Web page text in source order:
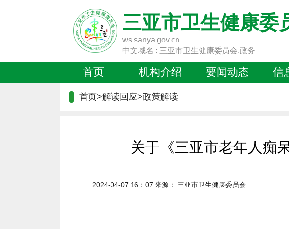
三亚市卫生健康委
ws.sanya.gov.cn
中文域名 : 三亚市卫生健康委员会.政务
首页 机构介绍 要闻动态 信
首页>解读回应>政策解读
关于《三亚市老年人痴
2024-04-07 16：07 来源： 三亚市卫生健康委员会